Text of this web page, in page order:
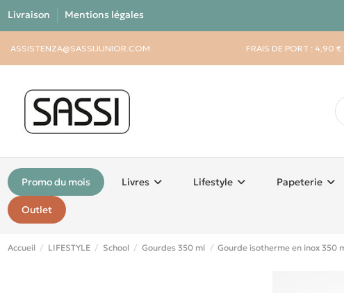
Livraison Mentions légales
ASSISTENZA@SASSIJUNIOR.COM FRAIS DE PORT : 4,90
Promo du mois Livres Lifestyle Papeterie
Outlet
Accueil LIFESTYLE School Gourdes 350 ml Gourde isotherme en inox 350